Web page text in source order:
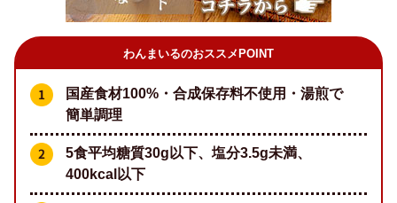
わんまいるのおススメPOINT
国産食材100%・合成保存料不使用・湯煎で
簡単調理
5食平均糖質30g以下、塩分3.5g未満、
400kcal以下